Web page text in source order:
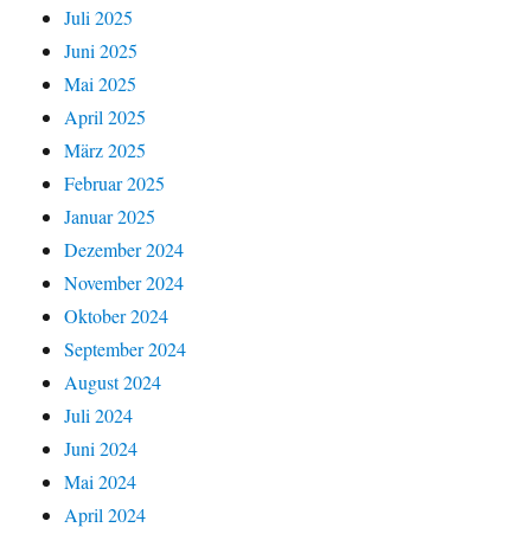
Juli 2025
Juni 2025
Mai 2025
April 2025
März 2025
Februar 2025
Januar 2025
Dezember 2024
November 2024
Oktober 2024
September 2024
August 2024
Juli 2024
Juni 2024
Mai 2024
April 2024